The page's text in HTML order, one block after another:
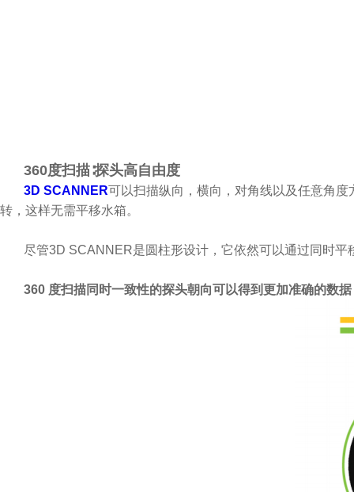
360度扫描∶探头高自由度
3D SCANNER可以扫描纵向，横向，对角线以及任意角
转，这样无需平移水箱。
尽管3D SCANNER是圆柱形设计，它依然可以通过同时
360 度扫描同时一致性的探头朝向可以得到更加准确的数